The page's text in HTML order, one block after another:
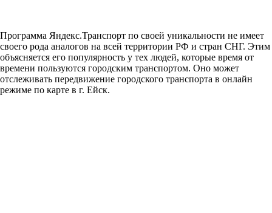
Программа Яндекс.Транспорт по своей уникальности не имеет
своего рода аналогов на всей территории РФ и стран СНГ. Этим
объясняется его популярность у тех людей, которые время от
времени пользуются городским транспортом. Оно может
отслеживать передвижение городского транспорта в онлайн
режиме по карте в г. Ейск.